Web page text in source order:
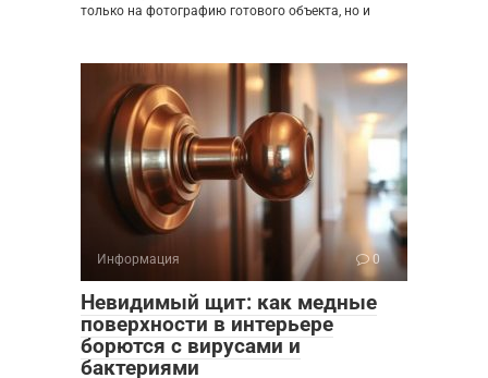
только на фотографию готового объекта, но и
Информация 0
Невидимый щит: как медные
поверхности в интерьере
борются с вирусами и
бактериями